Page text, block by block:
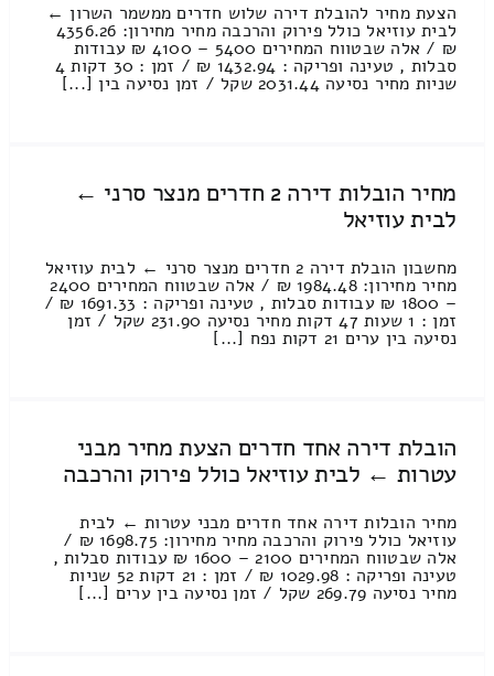
הצעת מחיר להובלת דירה שלוש חדרים ממשמר השרון ←
לבית עוזיאל כולל פירוק והרכבה מחיר מחירון: 4356.26
₪ / אלה שבטווח המחירים 5400 – 4100 ₪ עבודות
סבלות , טעינה ופריקה : 1432.94 ₪ / זמן : 30 דקות 4
שניות מחיר נסיעה 2031.44 שקל / זמן נסיעה בין [...]
מחיר הובלות דירה 2 חדרים מנצר סרני ←
לבית עוזיאל
מחשבון הובלת דירה 2 חדרים מנצר סרני ← לבית עוזיאל
מחיר מחירון: 1984.48 ₪ / אלה שבטווח המחירים 2400
– 1800 ₪ עבודות סבלות , טעינה ופריקה : 1691.33 ₪ /
זמן : 1 שעות 47 דקות מחיר נסיעה 231.90 שקל / זמן
נסיעה בין ערים 21 דקות נפח [...]
הובלת דירה אחד חדרים הצעת מחיר מבני
עטרות ← לבית עוזיאל כולל פירוק והרכבה
מחיר הובלות דירה אחד חדרים מבני עטרות ← לבית
עוזיאל כולל פירוק והרכבה מחיר מחירון: 1698.75 ₪ /
אלה שבטווח המחירים 2100 – 1600 ₪ עבודות סבלות ,
טעינה ופריקה : 1029.98 ₪ / זמן : 21 דקות 52 שניות
מחיר נסיעה 269.79 שקל / זמן נסיעה בין ערים [...]